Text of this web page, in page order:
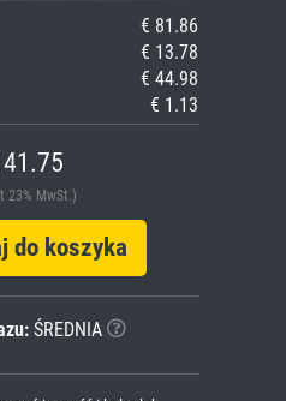
€ 81.86
€ 13.78
€ 44.98
€ 1.13
23% MwSt.)
koszyka
ŚREDNIA